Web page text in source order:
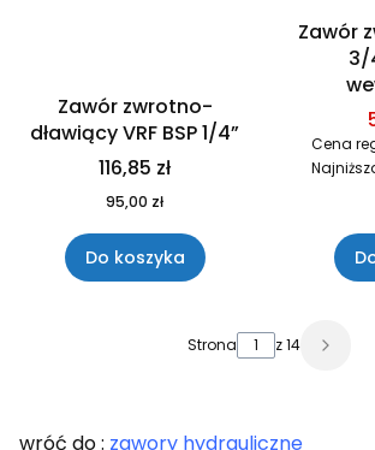
Zawór zwrotno-
dławiący VRF BSP 1/4”
116,85 zł
95,00 zł
Do koszyka
Zawór
3/
Cena
Strona z 14
wróć do : zawory hydrauliczne